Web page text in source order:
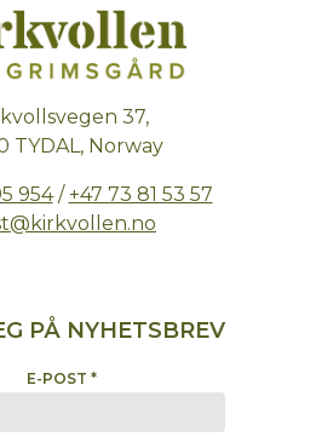
37,
TYDAL, Norway
954/ +47 73 81 53 57
PÅ NYHETSBREV
E-POST *